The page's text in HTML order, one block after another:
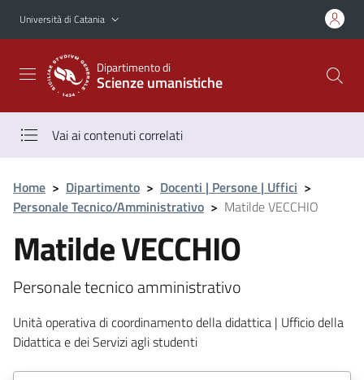
Vai al contenuto principale
Vai al menu di navigazione
Università di Catania
Dipartimento di
Scienze umanistiche
Vai ai contenuti correlati
Home > Dipartimento > Docenti | Persone | Uffici >
Personale Tecnico/Amministrativo > Matilde VECCHIO
Matilde VECCHIO
Personale tecnico amministrativo
Unità operativa di coordinamento della didattica | Ufficio della
Didattica e dei Servizi agli studenti